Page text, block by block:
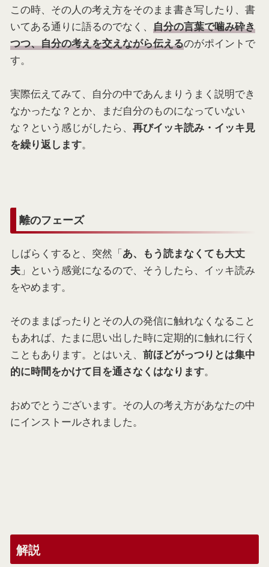
この時、その人の考え方をそのまま書き写したり、書
いてある通りに語るのでなく、 自分の言葉で噛み砕き
つつ、自分の考えを交えながら伝えるのがポイントで
す。
実際伝えてみて、自分の中であんまりうまく説明でき
なかったな？とか、まだ自分のものになっていない
な？という感じがしたら、 再びイッキ読み・イッキ見
を繰り返します。
離のフェーズ
しばらくすると、突然「あ、もう読まなくても大丈
夫 」という感覚になるので、そうしたら、イッキ読み
をやめます。
そのままぱったりとその人の発信に触れなくなること
もあれば、たまに思い出した時に定期的に触れに行く
こともあります。とはいえ、 前ほどがっつりとは集中
的に時間をかけて目を通さなくはなります。
おめでとうございます。その人の考え方があなたの中
にインストールされました。
解説